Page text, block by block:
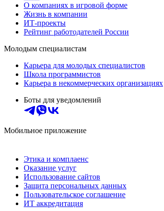
О компаниях в игровой форме
Жизнь в компании
ИТ-проекты
Рейтинг работодателей России
Молодым специалистам
Карьера для молодых специалистов
Школа программистов
Карьера в некоммерческих организациях
Боты для уведомлений
Мобильное приложение
Этика и комплаенс
Оказание услуг
Использование сайтов
Защита персональных данных
Пользовательское соглашение
ИТ аккредитация